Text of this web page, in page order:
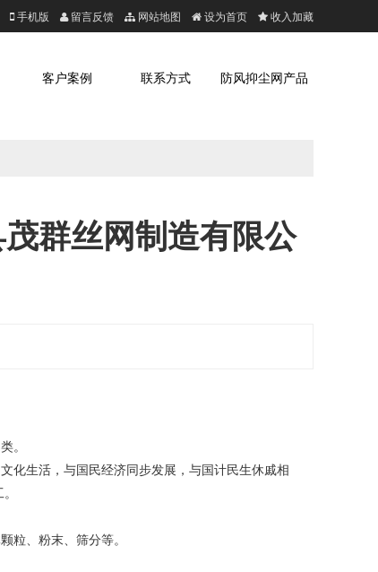
手机版 留言反馈 网站地图 设为首页 收入加藏
防风抑尘网产品
联系方式
客户案例
群丝网制造有限公
。
化生活，与国民经济同步发展，与国计民生休戚相
粒、粉末、筛分等。